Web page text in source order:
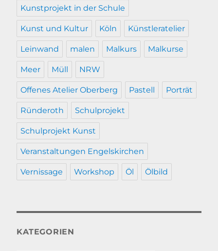
Kunstprojekt in der Schule
Kunst und Kultur Köln Künstleratelier
Leinwand malen Malkurs Malkurse
Meer Müll NRW
Offenes Atelier Oberberg Pastell Porträt
Ründeroth Schulprojekt
Schulprojekt Kunst
Veranstaltungen Engelskirchen
Vernissage Workshop Öl Ölbild
KATEGORIEN